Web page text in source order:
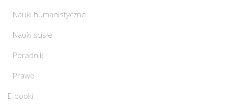
Nauki humanistyczne
Nauki ścisłe
Poradniki
Prawo
E-booki